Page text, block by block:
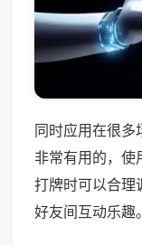
同时应用在很多
非常有用的，使
打牌时可以合理
好友间互动乐趣。